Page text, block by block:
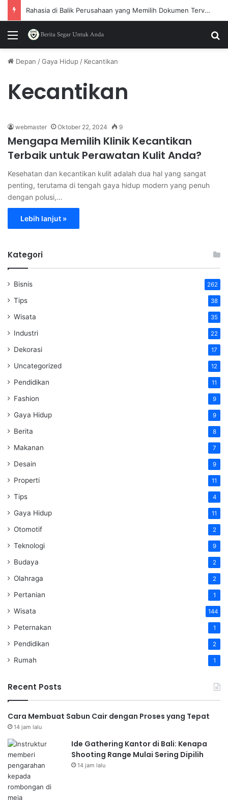
Rahasia di Balik Perusahaan yang Memilih Dokumen Terverifikasi
Menu
Depan /Gaya Hidup / Kecantikan
Kecantikan
webmaster Oktober 22, 2024 9
Mengapa Memilih Klinik Kecantikan
Terbaik untuk Perawatan Kulit Anda?
Kesehatan dan kecantikan kulit adalah dua hal yang sangat
penting, terutama di tengah gaya hidup modern yang penuh
dengan polusi,…
Lebih lanjut »
Kategori
Bisnis 262
Tips 38
Wisata 35
Industri 22
Dekorasi 17
Uncategorized 12
Pendidikan 11
Fashion 9
Gaya Hidup 9
Berita 8
Makanan 7
Desain 9
Properti 11
Tips 4
Gaya Hidup 11
Otomotif 2
Teknologi 9
Budaya 2
Olahraga 2
Pertanian 1
Wisata 144
Peternakan 1
Pendidikan 2
Rumah 1
Recent Posts
Cara Membuat Sabun Cair dengan Proses yang Tepat
14 jam lalu
Ide Gathering Kantor di Bali: Kenapa
Shooting Range Mulai Sering Dipilih
14 jam lalu